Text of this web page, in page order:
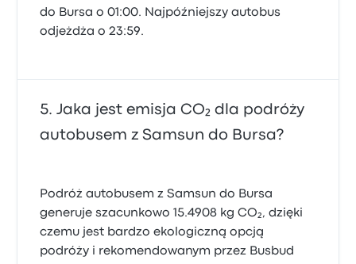
do Bursa o 01:00. Najpóźniejszy autobus
odjeżdża o 23:59.
Jaka jest emisja CO₂ dla podróży
autobusem z Samsun do Bursa?
Podróż autobusem z Samsun do Bursa
generuje szacunkowo 15.4908 kg CO₂, dzięki
czemu jest bardzo ekologiczną opcją
podróży i rekomendowanym przez Busbud